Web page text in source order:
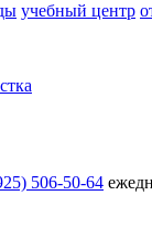
учебный центр
506-50-64